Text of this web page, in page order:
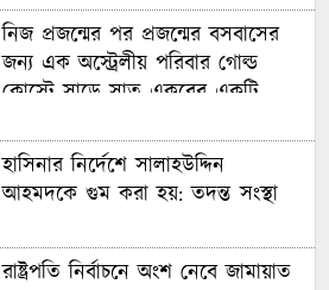
নিজ প্রজন্মের পর প্রজন্মের বসবাসের
জন্য এক অস্ট্রেলীয় পরিবার গোল্ড
কোস্টে সাড়ে সাত একরের একটি
হাসিনার নির্দেশে সালাহউদ্দিন
আহমদকে গুম করা হয়: তদন্ত সংস্থা
রাষ্ট্রপতি নির্বাচনে অংশ নেবে জামায়াত